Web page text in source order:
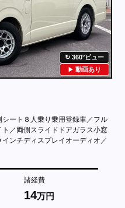
360°ビュー
動画あり
ート８人乗り乗用登録車／フル
／両側スライドドアガラス小窓
ンチディスプレイオーディオ／
諸経費
14万円